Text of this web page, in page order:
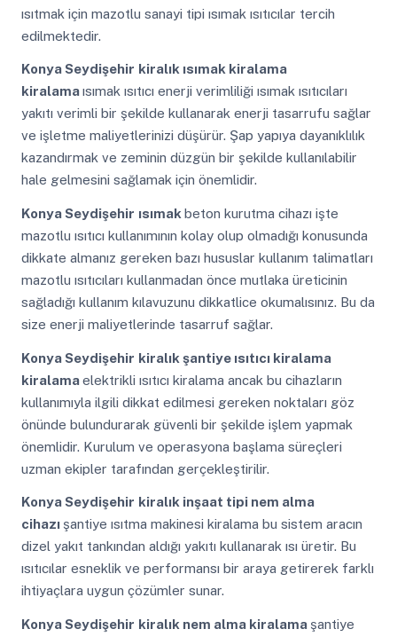
ısıtmak için mazotlu sanayi tipi ısımak ısıtıcılar tercih
edilmektedir.
Konya Seydişehir kiralık ısımak kiralama
kiralamaısımak ısıtıcı enerji verimliliği ısımak ısıtıcıları
yakıtı verimli bir şekilde kullanarak enerji tasarrufu sağlar
ve işletme maliyetlerinizi düşürür. Şap yapıya dayanıklılık
kazandırmak ve zeminin düzgün bir şekilde kullanılabilir
hale gelmesini sağlamak için önemlidir.
Konya Seydişehir ısımak beton kurutma cihazı işte
mazotlu ısıtıcı kullanımının kolay olup olmadığı konusunda
dikkate almanız gereken bazı hususlar kullanım talimatları
mazotlu ısıtıcıları kullanmadan önce mutlaka üreticinin
sağladığı kullanım kılavuzunu dikkatlice okumalısınız. Bu da
size enerji maliyetlerinde tasarruf sağlar.
Konya Seydişehir kiralık şantiye ısıtıcı kiralama
kiralamaelektrikli ısıtıcı kiralama ancak bu cihazların
kullanımıyla ilgili dikkat edilmesi gereken noktaları göz
önünde bulundurarak güvenli bir şekilde işlem yapmak
önemlidir. Kurulum ve operasyona başlama süreçleri
uzman ekipler tarafından gerçekleştirilir.
Konya Seydişehir kiralık inşaat tipi nem alma
cihazı şantiye ısıtma makinesi kiralama bu sistem aracın
dizel yakıt tankından aldığı yakıtı kullanarak ısı üretir. Bu
ısıtıcılar esneklik ve performansı bir araya getirerek farklı
ihtiyaçlara uygun çözümler sunar.
Konya Seydişehir kiralık nem alma kiralama şantiye